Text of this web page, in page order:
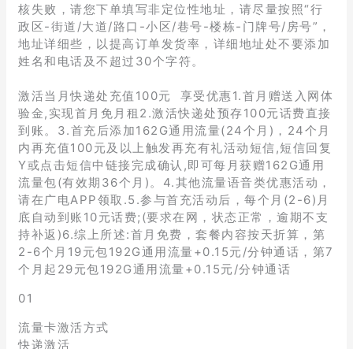
核失败，请您下单填写非定位性地址，请尽量按照“行
政区-街道/大道/路口-小区/巷号-楼栋-门牌号/房号”，
地址详细些，以提高订单发货率，详细地址处不要添加
姓名和电话及不超过30个字符。
激活当月快递处充值100元 享受优惠1.首月赠送入网体
验金,实现首月免月租2.激活快递处预存100元话费直接
到账。3.首充后添加162G通用流量(24个月)，24个月
内再充值100元及以上触发再充有礼活动短信,短信回复
Y或点击短信中链接完成确认,即可每月获赠162G通用
流量包(有效期36个月)。4.其他流量语音类优惠活动，
请在广电APP领取.5.参与首充活动后，每个月(2-6)月
底自动到账10元话费;(要求在网，状态正常，逾期不支
持补返)6.综上所述:首月免费，套餐内容按天折算，第
2-6个月19元包192G通用流量+0.15元/分钟通话，第7
个月起29元包192G通用流量+0.15元/分钟通话
01
流量卡激活方式
快递激活